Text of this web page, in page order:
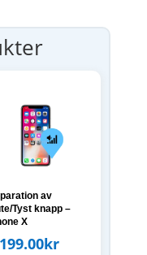
av
Tyst knapp –
X
kr